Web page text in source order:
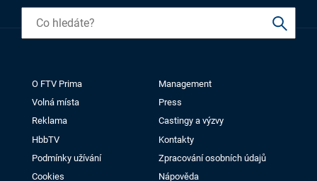
O FTV Prima
Management
Volná místa
Press
Reklama
Castingy a výzvy
HbbTV
Kontakty
Podmínky užívání
Zpracování osobních údajů
Cookies
Nápověda